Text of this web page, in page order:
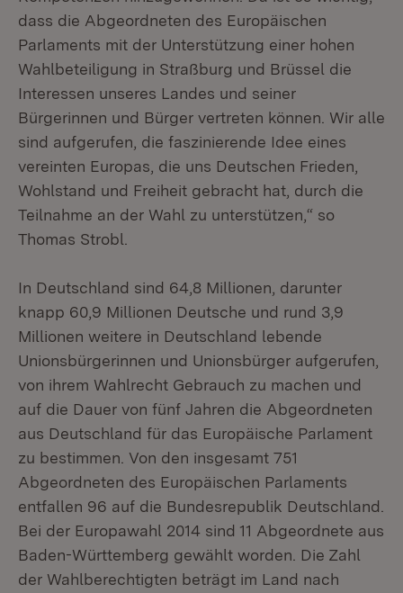
dass die Abgeordneten des Europäischen
Parlaments mit der Unterstützung einer hohen
Wahlbeteiligung in Straßburg und Brüssel die
Interessen unseres Landes und seiner
Bürgerinnen und Bürger vertreten können. Wir alle
sind aufgerufen, die faszinierende Idee eines
vereinten Europas, die uns Deutschen Frieden,
Wohlstand und Freiheit gebracht hat, durch die
Teilnahme an der Wahl zu unterstützen,“ so
Thomas Strobl.
In Deutschland sind 64,8 Millionen, darunter
knapp 60,9 Millionen Deutsche und rund 3,9
Millionen weitere in Deutschland lebende
Unionsbürgerinnen und Unionsbürger aufgerufen,
von ihrem Wahlrecht Gebrauch zu machen und
auf die Dauer von fünf Jahren die Abgeordneten
aus Deutschland für das Europäische Parlament
zu bestimmen. Von den insgesamt 751
Abgeordneten des Europäischen Parlaments
entfallen 96 auf die Bundesrepublik Deutschland.
Bei der Europawahl 2014 sind 11 Abgeordnete aus
Baden-Württemberg gewählt worden. Die Zahl
der Wahlberechtigten beträgt im Land nach